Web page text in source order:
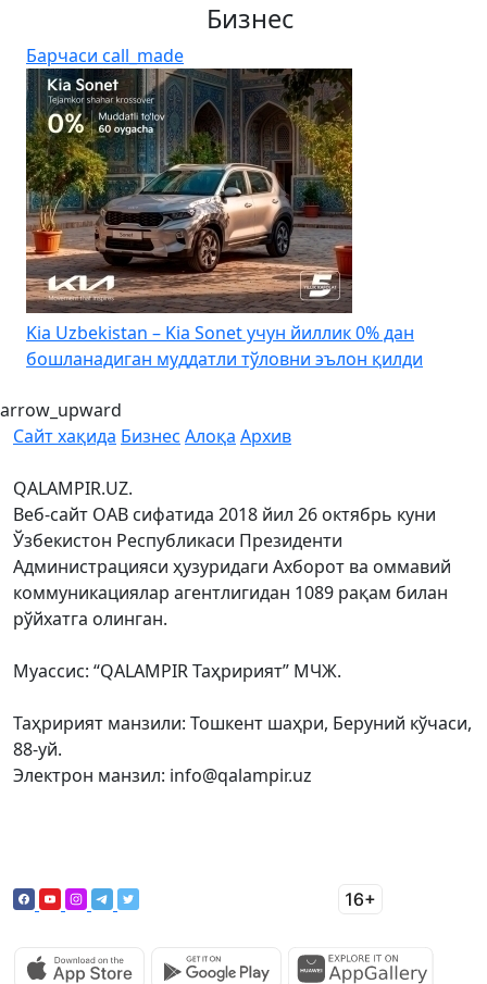
Бизнес
Барчаси call_made
Kia Uzbekistan – Kia Sonet учун йиллик 0% дан
бошланадиган муддатли тўловни эълон қилди
arrow_upward
Сайт хақида Бизнес Алоқа Архив
QALAMPIR.UZ.
Веб-сайт ОАВ сифатида 2018 йил 26 октябрь куни
Ўзбекистон Республикаси Президенти
Администрацияси ҳузуридаги Ахборот ва оммавий
коммуникациялар агентлигидан 1089 рақам билан
рўйхатга олинган.
Муассис: “QALAMPIR Таҳририят” МЧЖ.
Таҳририят манзили: Тошкент шаҳри, Беруний кўчаси,
88-уй.
Электрон манзил: info@qalampir.uz